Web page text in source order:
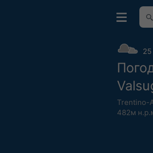
Trentino-
482м
25